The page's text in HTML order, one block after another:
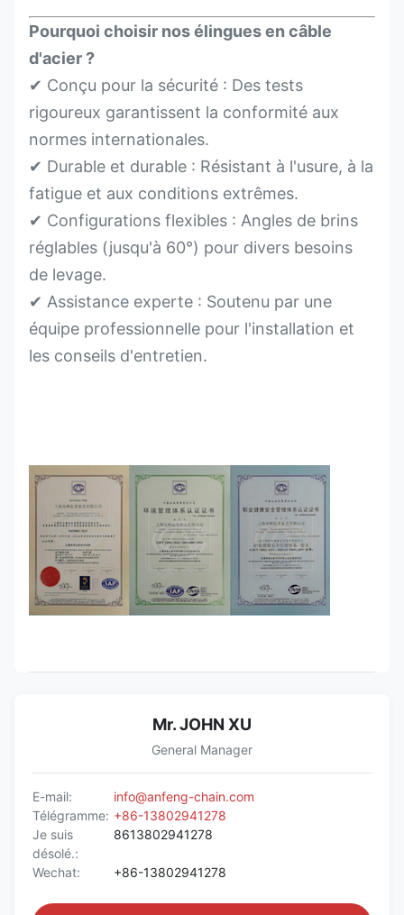
Pourquoi choisir nos élingues en câble
d'acier ?
✔ Conçu pour la sécurité : Des tests
rigoureux garantissent la conformité aux
normes internationales.
✔ Durable et durable : Résistant à l'usure, à la
fatigue et aux conditions extrêmes.
✔ Configurations flexibles : Angles de brins
réglables (jusqu'à 60°) pour divers besoins
de levage.
✔ Assistance experte : Soutenu par une
équipe professionnelle pour l'installation et
les conseils d'entretien.
Mr. JOHN XU
General Manager
E-mail:
info@anfeng-chain.com
Télégramme: +86-13802941278
Je suis
désolé.:
8613802941278
Wechat: +86-13802941278